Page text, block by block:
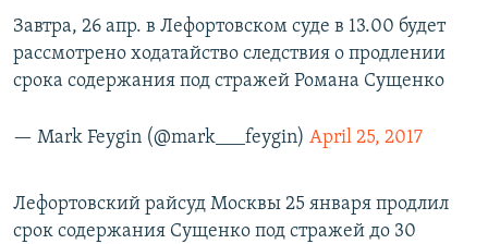
Завтра, 26 апр. в Лефортовском суде в 13.00 будет
рассмотрено ходатайство следствия о продлении
срока содержания под стражей Романа Сущенко
— Mark Feygin (@mark___feygin) April 25, 2017
Лефортовский райсуд Москвы 25 января продлил
срок содержания Сущенко под стражей до 30